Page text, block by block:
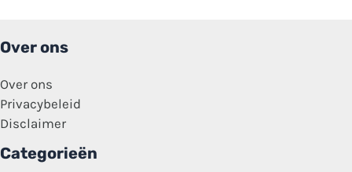
Over ons
Over ons
Privacybeleid
Disclaimer
Categorieën